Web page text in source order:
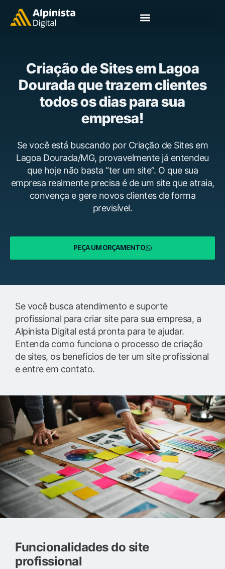
Criação de Sites em Lagoa
Dourada que trazem clientes
todos os dias para sua
empresa!
Se você está buscando por Criação de Sites em
Lagoa Dourada/MG, provavelmente já entendeu
que hoje não basta “ter um site”. O que sua
empresa realmente precisa é de um site que atraia,
convença e gere novos clientes de forma
previsível.
PEÇA UM ORÇAMENTO
Se você busca atendimento e suporte
profissional para criar site para sua empresa, a
Alpinista Digital está pronta para te ajudar.
Entenda como funciona o processo de criação
de sites, os benefícios de ter um site profissional
e entre em contato.
Funcionalidades do site
profissional